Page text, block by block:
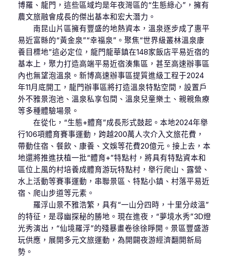
博羅、龍門，這些區域均是年夜灣區的“生態綠心”，擁有
農文旅融會成長的傑出基本和宏大潛力。
南昆山片區擁有豐盛的地熱資本，溫泉逐步成了惠平
易近富縣的“黃金泉”“幸福泉”。聚焦“世界級叢林溫泉康
養目標地”這必定位，龍門龍華鎮在148家飯店平易近宿的
基本上，聚力打造高端平易近宿湊集區，甚至高速辦事區
內也無望泡溫泉。新博高速辦事區提質進級工程于2024
年11月底開工，龍門辦事區將打造溫泉特點空間，設置戶
外不雅景泡池、溫泉私享包間、溫泉兒童樂土、親親魚療
等多種體驗場景。
在從化，“生態+體育”成長形式鼓起。本地2024年舉
行106項體育賽事運動，跨越200萬人次介入文旅花費，
帶動住宿、餐飲、康養、文娛等花費20億元。接上去，本
地還將推進扶植一批“體育+”特點村，將具有特點資本和
區位上風的村培養成體育游玩特點村，舉行爬山、露營、
水上活動等賽事運動，串聯景區、特點小鎮、村落平易近
宿、爬山步道等元素。
羅浮山景不雅浩繁，具有“一山分四時，十里分歧溫”
的特征，是尋幽探秘的勝地。現在進夜，“夢境水秀”3D燈
光秀演出，“仙境羅浮”的殘暴畫卷徐徐睜開。景區豐盛游
玩供應，展開多元文旅運動，為開闢夜游經濟翻開新局
勢。